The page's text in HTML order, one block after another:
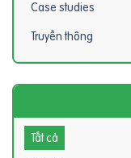
Case studies
Truyền thông
Tất cả